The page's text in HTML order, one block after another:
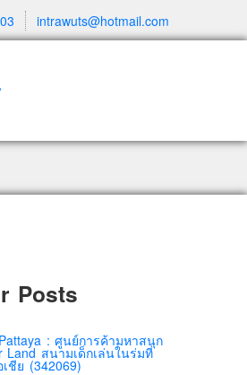
intrawuts@hotmail.com
Posts
: ศูนย์การค้ามหาสนุก
Land สนามเด็กเล่นในร่มที่
ชีย (342069)